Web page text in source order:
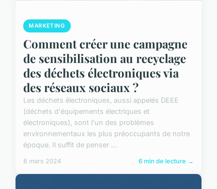
MARKETING
Comment créer une campagne
de sensibilisation au recyclage
des déchets électroniques via
des réseaux sociaux ?
Les déchets électroniques, aussi appelés DEEE
(déchets d'équipements électriques et
électroniques), sont l'un des problèmes
environnementaux les plus préoccupants de notre
époque. Il suffit de penser ...
8 mars 2024 6 min de lecture →